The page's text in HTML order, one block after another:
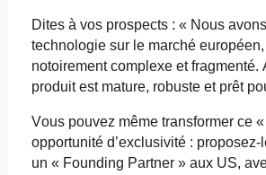
Dites à vos prospects : « Nous
technologie sur le marché
notoirement complexe et fragmenté.
produit est mature, robuste et prêt
Vous pouvez même transformer ce
opportunité d’exclusivité :
un « Founding Partner » aux US,